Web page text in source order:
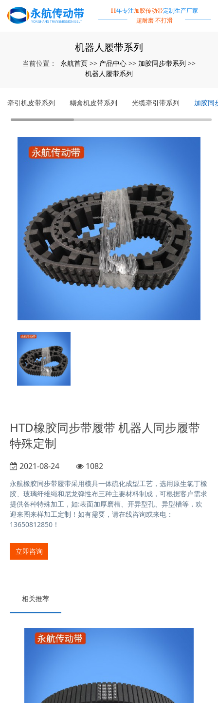
11年专注加胶传动带定制生产厂家
超耐磨 不打滑
机器人履带系列
当前位置： 永航首页 >> 产品中心 >> 加胶同步带系列 >>
机器人履带系列
牵引机皮带系列 糊盒机皮带系列 光缆牵引带系列 加胶同
HTD橡胶同步带履带 机器人同步履带
特殊定制
2021-08-24 1082
永航橡胶同步带履带采用模具一体硫化成型工艺，选用原生氯丁橡
胶、玻璃纤维绳和尼龙弹性布三种主要材料制成，可根据客户需求
提供各种特殊加工，如:表面加厚磨槽、开异型孔、异型槽等，欢
迎来图来样加工定制！如有需要，请在线咨询或来电：
13650812850！
立即咨询
相关推荐